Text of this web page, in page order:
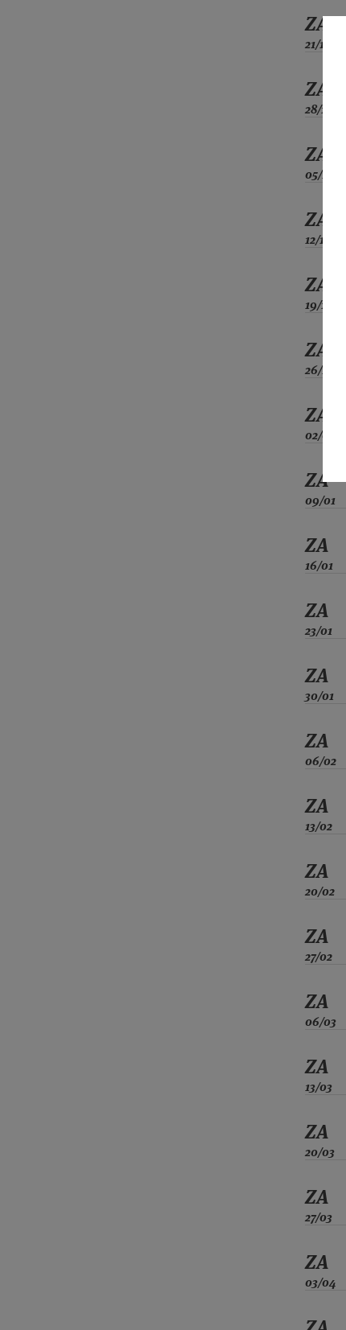
ZA
21/11
ZA
28/11
ZA
05/12
ZA
12/12
ZA
19/12
ZA
26/12
ZA
02/01
ZA
09/01
ZA
16/01
ZA
23/01
ZA
30/01
ZA
06/02
ZA
13/02
ZA
20/02
ZA
27/02
ZA
06/03
ZA
13/03
ZA
20/03
ZA
27/03
ZA
03/04